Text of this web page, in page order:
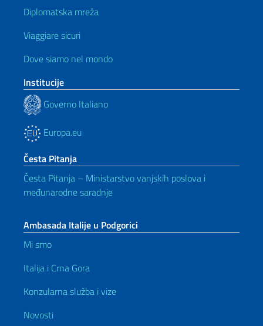
Diplomatska mreža
Viaggiare sicuri
Dove siamo nel mondo
Institucije
Governo Italiano
Europa.eu
Česta Pitanja
Česta Pitanja – Ministarstvo vanjskih poslova i
međunarodne saradnje
Ambasada Italije u Podgorici
Mi smo
Italija i Crna Gora
Konzularna služba i vize
Novosti